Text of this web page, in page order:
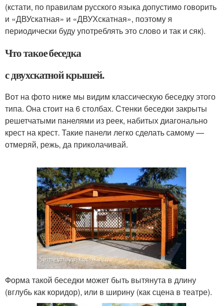
(кстати, по правилам русского языка допустимо говорить
и «ДВУскатная» и «ДВУХскатная», поэтому я
периодически буду употреблять это слово и так и сяк).
Что такое беседка
с двухскатной крышей.
Вот на фото ниже мы видим классическую беседку этого
типа. Она стоит на 6 столбах. Стенки беседки закрыты
решетчатыми панелями из реек, набитых диагонально
крест на крест. Такие панели легко сделать самому —
отмеряй, режь, да приколачивай.
Форма такой беседки может быть вытянута в длину
(вглубь как коридор), или в ширину (как сцена в театре).